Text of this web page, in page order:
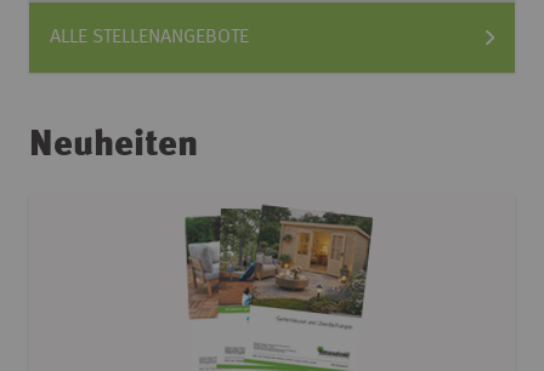
ALLE STELLENANGEBOTE
Neuheiten